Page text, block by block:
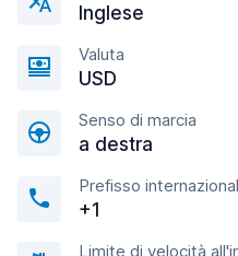
Inglese
Valuta
USD
Senso di marcia
a destra
Prefisso
+1
Limite di velocità